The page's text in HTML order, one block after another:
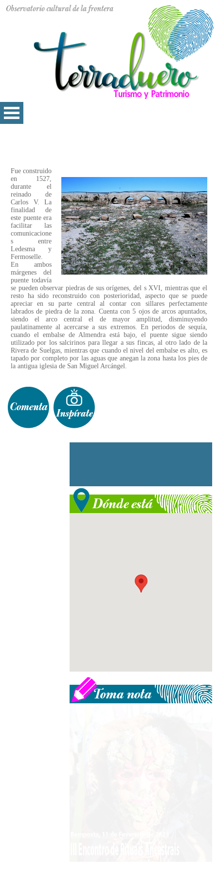
Fue construido
en 1527,
durante el
reinado de
Carlos V. La
finalidad de
este puente era
facilitar las
comunicacione
s entre
Ledesma y
Fermoselle.
En ambos
márgenes del
puente todavía
se pueden observar piedras de sus orígenes, del s XVI, mientras que el
resto ha sido reconstruido con posterioridad, aspecto que se puede
apreciar en su parte central al contar con sillares perfectamente
labrados de piedra de la zona. Cuenta con 5 ojos de arcos apuntados,
siendo el arco central el de mayor amplitud, disminuyendo
paulatinamente al acercarse a sus extremos. En periodos de sequía,
cuando el embalse de Almendra está bajo, el puente sigue siendo
utilizado por los salcirinos para llegar a sus fincas, al otro lado de la
Rivera de Suelgas, mientras que cuando el nivel del embalse es alto, es
tapado por completo por las aguas que anegan la zona hasta los pies de
la antigua iglesia de San Miguel Arcángel.